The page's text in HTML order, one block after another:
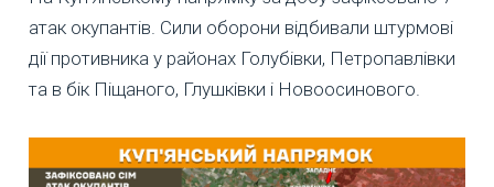
атак окупантів. Сили оборони відбивали штурмові
дії противника у районах Голубівки, Петропавлівки
та в бік Піщаного, Глушківки і Новоосинового.